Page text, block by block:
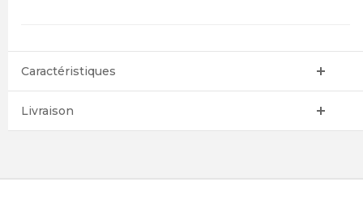
Caractéristiques
Livraison